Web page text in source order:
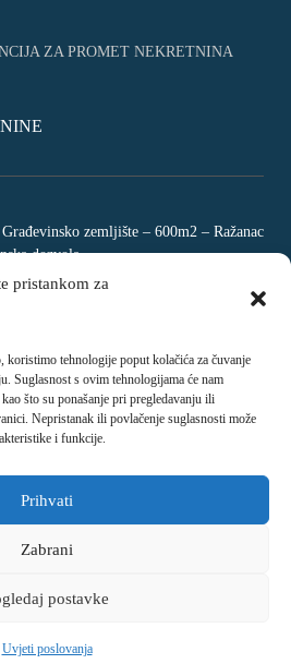
pristankom za
tehnologije poput kolačića za čuvanje
Suglasnost s ovim tehnologijama će nam
što su ponašanje pri pregledavanju ili
Nepristanak ili povlačenje suglasnosti može
i funkcije.
Prihvati
Zabrani
postavke
Uvjeti poslovanja
ZA PROMET NEKRETNINA
zemljište – 600m2 – Ražanac
dozvola
stan – Jadranovo –
– 73m2
Jadranovo, Croatia